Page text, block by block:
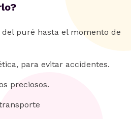
puré hasta el momento de
para evitar accidentes.
preciosos.